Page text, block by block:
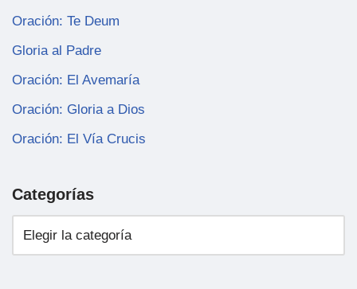
Oración: Te Deum
Gloria al Padre
Oración: El Avemaría
Oración: Gloria a Dios
Oración: El Vía Crucis
Categorías